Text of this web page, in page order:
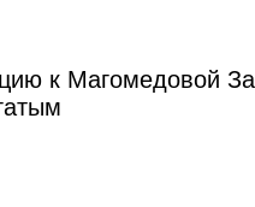
к Магомедовой